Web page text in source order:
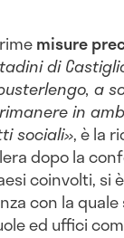
misure
di
a
in
sociali», è la
dopo la
coinvolti, si
con la
ed uffici